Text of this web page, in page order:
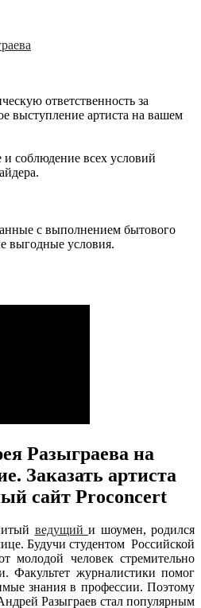
ответственность за
выступление артиста на вашем
соблюдение всех условий
с выполнением бытового
выгодные условия.
Разыграева на
Заказать артиста
сайт Proconcert
ведущий и шоумен, родился
Будучи студентом Российской
молодой человек стремительно
Факультет журналистики помог
знания в профессии. Поэтому
Разыграев стал популярным